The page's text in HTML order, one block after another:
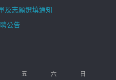
及志願選填通知
公告
五 六
日